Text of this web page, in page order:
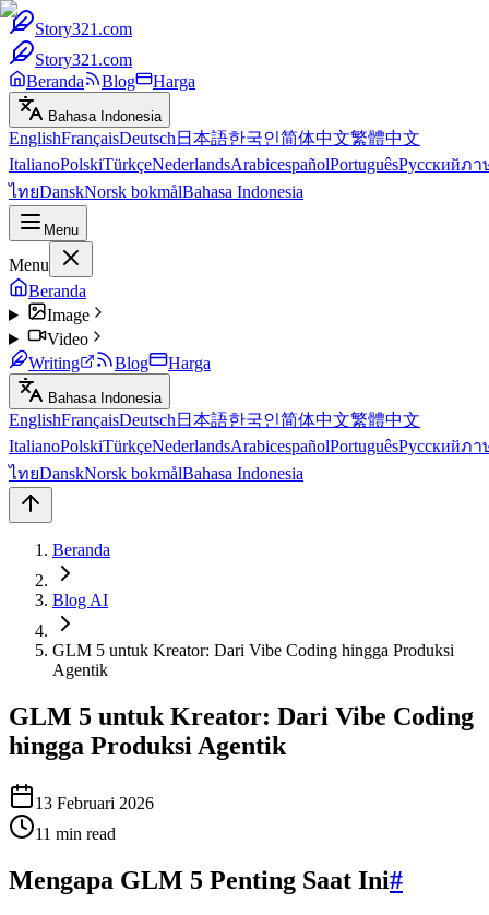
Story321.com
Story321.com
Beranda
Blog Harga
Bahasa Indonesia
EnglishFrançaisDeutsch 日本語한국인简体中文繁體中文
ItalianoPolskiTürkçeNederlandsArabicespañolPortuguêsРусскийภา
ไทยDanskNorsk bokmålBahasa Indonesia
Menu
Menu
Beranda
Image
Video
Writing
Blog Harga
Bahasa Indonesia
EnglishFrançaisDeutsch 日本語한국인简体中文繁體中文
ItalianoPolskiTürkçeNederlandsArabicespañolPortuguêsРусскийภา
ไทยDanskNorsk bokmålBahasa Indonesia
Beranda
Blog AI
GLM 5 untuk Kreator: Dari Vibe Coding hingga Produksi
Agentik
GLM 5 untuk Kreator: Dari Vibe Coding
hingga Produksi Agentik
13 Februari 2026
11 min read
Mengapa GLM 5 Penting Saat Ini#